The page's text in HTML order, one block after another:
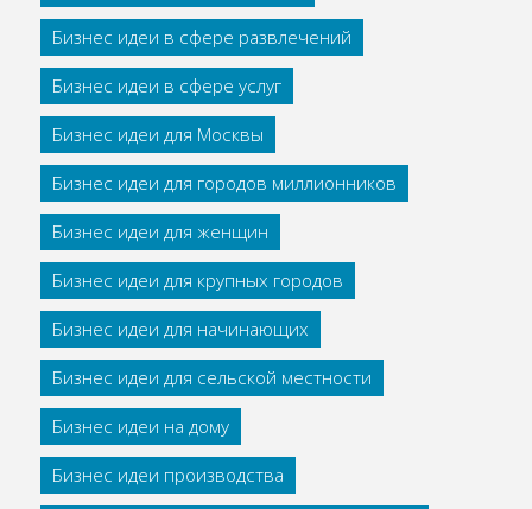
Бизнес идеи в сфере развлечений
Бизнес идеи в сфере услуг
Бизнес идеи для Москвы
Бизнес идеи для городов миллионников
Бизнес идеи для женщин
Бизнес идеи для крупных городов
Бизнес идеи для начинающих
Бизнес идеи для сельской местности
Бизнес идеи на дому
Бизнес идеи производства